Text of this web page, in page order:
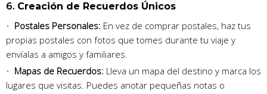
6. Creación de Recuerdos Únicos
Postales Personales: En vez de comprar postales, haz tus
propias postales con fotos que tomes durante tu viaje y
envíalas a amigos y familiares.
Mapas de Recuerdos: Lleva un mapa del destino y marca los
lugares que visitas. Puedes anotar pequeñas notas o